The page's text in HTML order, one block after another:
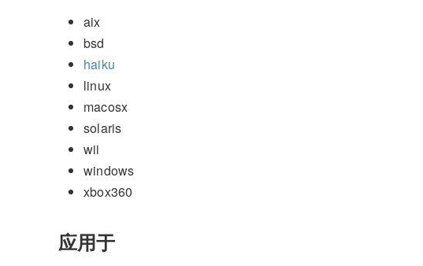
aix
bsd
haiku
linux
macosx
solaris
wii
windows
xbox360
应用于